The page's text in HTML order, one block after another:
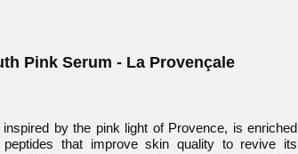
Pink Serum - La Provençale
by the pink light of Provence, is enriched
that improve skin quality to revive its